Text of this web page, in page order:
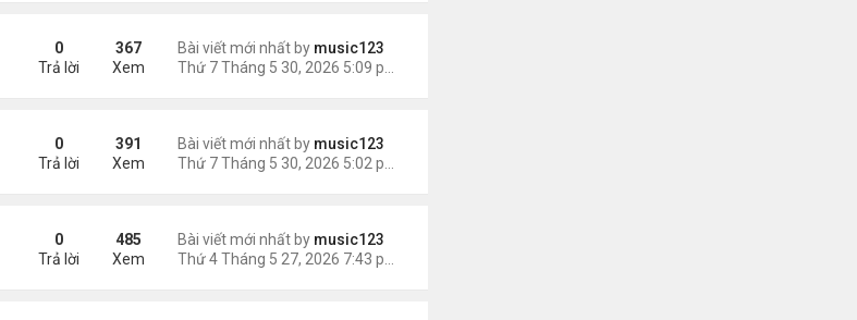
Bài viết mới nhất by music123
0
Trả lời
367
Xem
Bài viết mới nhất by music123
0
Trả lời
391
Xem
Bài viết mới nhất by music123
0
Trả lời
485
Xem